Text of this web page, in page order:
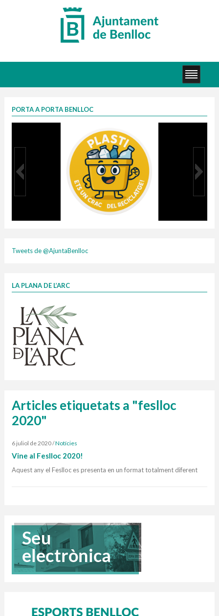
PORTA A PORTA BENLLOC
1 contenidors intel·ligents
Finançat per la Unió Europea – NextGenerationEU
Tweets de @AjuntaBenlloc
LA PLANA DE L’ARC
Articles etiquetats a "feslloc
2020"
6 juliol de 2020/Notícies
Vine al Feslloc 2020!
Aquest any el Feslloc es presenta en un format totalment diferent